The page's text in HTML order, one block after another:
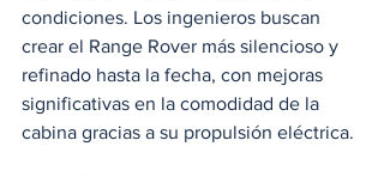
condiciones. Los ingenieros buscan
crear el Range Rover más silencioso y
refinado hasta la fecha, con mejoras
significativas en la comodidad de la
cabina gracias a su propulsión eléctrica.